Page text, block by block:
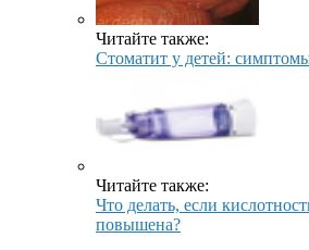
Читайте также:
Стоматит у детей:
Читайте также:
Что делать, если
повышена?